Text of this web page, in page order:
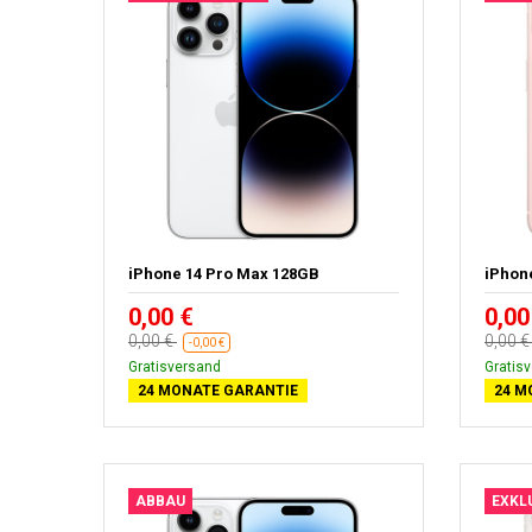
iPhone 14 Pro Max 128GB
0,00 €
0,00 € -0,00 €
Gratisversand
24 MONATE GARANTIE
0,00 €
24
ABBAU